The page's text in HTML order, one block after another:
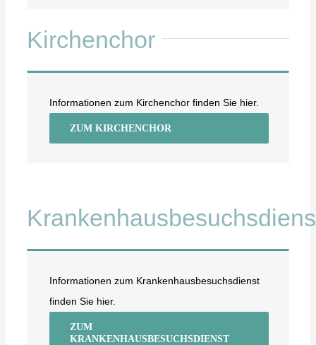
Kirchenchor
Informationen zum Kirchenchor finden Sie hier.
ZUM KIRCHENCHOR
Informationen zum Krankenhausbesuchsdienst
finden Sie hier.
ZUM
KRANKENHAUSBESUCHSDIENST